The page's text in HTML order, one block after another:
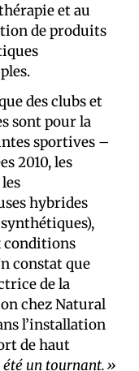
et au
de produits
des clubs et
sont pour la
sportives –
2010, les
hybrides
conditions
constat que
de la
chez Natural
l’installation
de haut
été un tournant.»